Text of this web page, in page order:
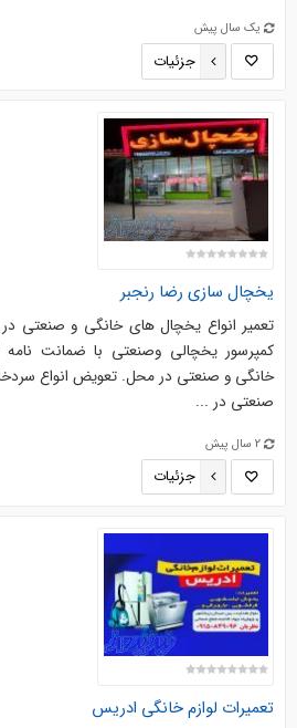
یک سال پیش
جزئیات
یخچال سازی رضا رنجبر
تعمیر انواع یخچال های خانگی و صنعتی
کمپرسور یخچالی وصنعتی با ضمانت
خانگی و صنعتی در محل. تعویض انواع
صنعتی در ...
2 سال پیش
جزئیات
تعمیرات لوازم خانگی ادریس